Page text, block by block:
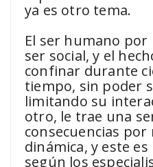
ya es otro tema.
El ser humano
ser social, y el
confinar durante
tiempo, sin poder
limitando su
otro, le trae una
consecuencias
dinámica, y este
según los